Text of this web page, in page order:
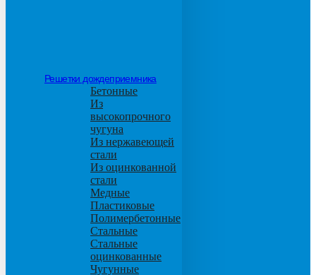
Решетки дождеприемника
Бетонные
Из
высокопрочного
чугуна
Из нержавеющей
стали
Из оцинкованной
стали
Медные
Пластиковые
Полимербетонные
Стальные
Стальные
оцинкованные
Чугунные